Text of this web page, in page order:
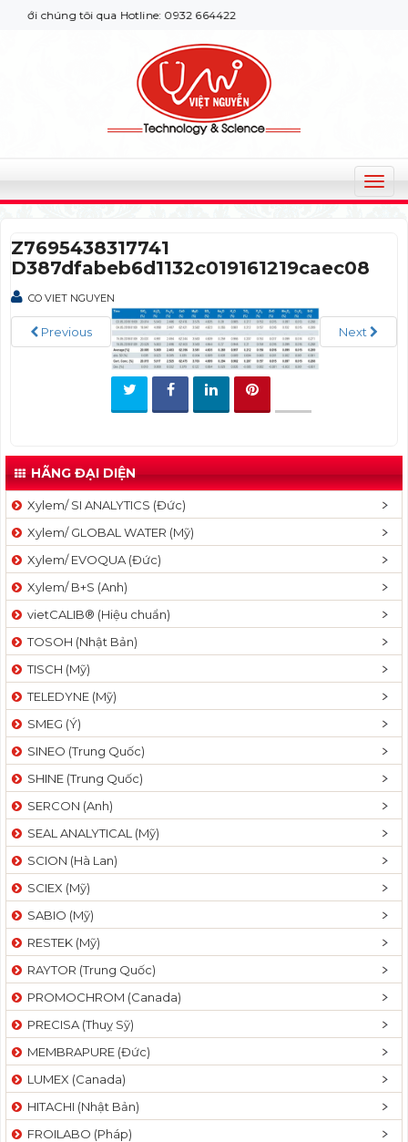
chúng tôi qua Hotline: 0932 664422
T
o
a
v
n
Z7695438317741
D387dfabeb6d1132c019161219caec08
CO VIET NGUYEN
Previous Next
HÃNG ĐẠI DIỆN
Xylem/ SI ANALYTICS (Đức)
Xylem/ GLOBAL WATER (Mỹ)
Xylem/ EVOQUA (Đức)
Xylem/ B+S (Anh)
vietCALIB® (Hiệu chuẩn)
TOSOH (Nhật Bản)
TISCH (Mỹ)
TELEDYNE (Mỹ)
SMEG (Ý)
SINEO (Trung Quốc)
SHINE (Trung Quốc)
SERCON (Anh)
SEAL ANALYTICAL (Mỹ)
SCION (Hà Lan)
SCIEX (Mỹ)
SABIO (Mỹ)
RESTEK (Mỹ)
RAYTOR (Trung Quốc)
PROMOCHROM (Canada)
PRECISA (Thuỵ Sỹ)
MEMBRAPURE (Đức)
LUMEX (Canada)
HITACHI (Nhật Bản)
FROILABO (Pháp)